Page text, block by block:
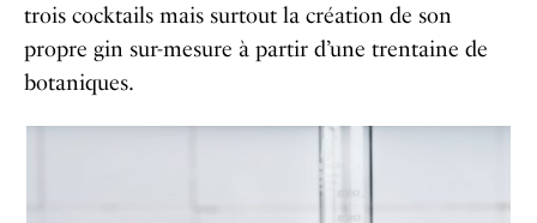
trois cocktails mais surtout la création de son
propre gin sur-mesure à partir d’une trentaine de
botaniques.